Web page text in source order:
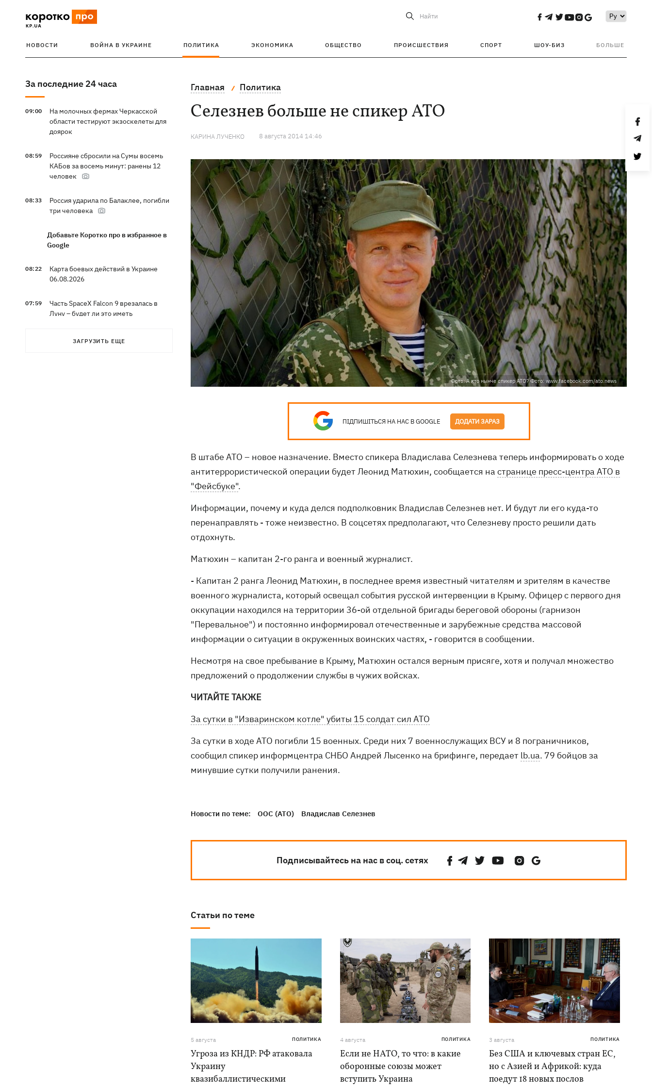
Найти
НОВОСТИ ВОЙНА В УКРАИНЕ ПОЛИТИКА ЭКОНОМИКА ОБЩЕСТВО ПРОИСШЕСТВИЯ СПОРТ ШОУ-БИЗ БОЛЬШЕ
За последние 24 часа
09:00
На молочных фермах Черкасской
области тестируют экзоскелеты для
доярок
08:59
Россияне сбросили на Сумы восемь
КАБов за восемь минут: ранены 12
человек
08:33
Россия ударила по Балаклее, погибли
три человека
Добавьте Коротко про в избранное в
Google
08:22
Карта боевых действий в Украине
06.08.2026
07:59
Часть SpaceX Falcon 9 врезалась в
Луну – будет ли это иметь
ЗАГРУЗИТЬ ЕЩЕ
Главная Политика
Селезнев больше не спикер АТО
КАРИНА ЛУЧЕНКО 8 августа 2014 14:46
Фото: А кто нынче спикер АТО? Фото: www.facebook.com/ato.news
ПІДПИШІТЬСЯ НА НАС В GOOGLE ДОДАТИ ЗАРАЗ
В штабе АТО – новое назначение. Вместо спикера Владислава Селезнева теперь информировать о ходе
антитеррористической операции будет Леонид Матюхин, сообщается на странице пресс-центра АТО в
"Фейсбуке".
Информации, почему и куда делся подполковник Владислав Селезнев нет. И будут ли его куда-то
перенаправлять - тоже неизвестно. В соцсетях предполагают, что Селезневу просто решили дать
отдохнуть.
Матюхин – капитан 2-го ранга и военный журналист.
- Капитан 2 ранга Леонид Матюхин, в последнее время известный читателям и зрителям в качестве
военного журналиста, который освещал события русской интервенции в Крыму. Офицер с первого дня
оккупации находился на территории 36-ой отдельной бригады береговой обороны (гарнизон
"Перевальное") и постоянно информировал отечественные и зарубежные средства массовой
информации о ситуации в окруженных воинских частях, - говорится в сообщении.
Несмотря на свое пребывание в Крыму, Матюхин остался верным присяге, хотя и получал множество
предложений о продолжении службы в чужих войсках.
ЧИТАЙТЕ ТАКЖЕ
За сутки в "Изваринском котле" убиты 15 солдат сил АТО
За сутки в ходе АТО погибли 15 военных. Среди них 7 военнослужащих ВСУ и 8 пограничников,
сообщил спикер информцентра СНБО Андрей Лысенко на брифинге, передает lb.ua. 79 бойцов за
минувшие сутки получили ранения.
Новости по теме: ООС (АТО) Владислав Селезнев
Подписывайтесь на нас в соц. сетях
Статьи по теме
5 августа ПОЛИТИКА
Угроза из КНДР: РФ атаковала
Украину
квазибаллистическими
4 августа ПОЛИТИКА
Если не НАТО, то что: в какие
оборонные союзы может
вступить Украина
3 августа ПОЛИТИКА
Без США и ключевых стран ЕС,
но с Азией и Африкой: куда
поедут 18 новых послов